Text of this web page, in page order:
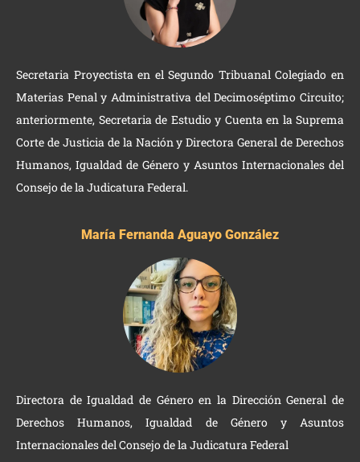
Secretaria Proyectista en el Segundo Tribuanal Colegiado en
Materias Penal y Administrativa del Decimoséptimo Circuito;
anteriormente, Secretaria de Estudio y Cuenta en la Suprema
Corte de Justicia de la Nación y Directora General de Derechos
Humanos, Igualdad de Género y Asuntos Internacionales del
Consejo de la Judicatura Federal.
María Fernanda Aguayo González
Directora de Igualdad de Género en la Dirección General de
Derechos Humanos, Igualdad de Género y Asuntos
Internacionales del Consejo de la Judicatura Federal